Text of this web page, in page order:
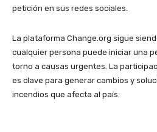
petición en sus redes sociales.
La plataforma Change.org sigue
cualquier persona puede iniciar una
torno a causas urgentes. La
es clave para generar cambios y
incendios que afecta al país.